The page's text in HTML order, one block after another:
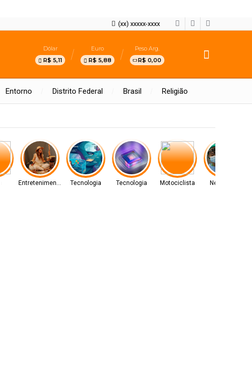
(xx) xxxxx-xxxx
Dólar
R$ 5,11
Euro
R$ 5,88
Peso Arg.
R$ 0,00
Entorno Distrito Federal Brasil Religião
Entretenimento Tecnologia Tecnologia Motociclista Negócios